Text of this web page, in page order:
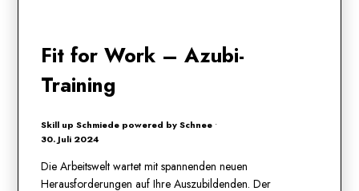
Fit for Work – Azubi-
Training
Skill up Schmiede powered by Schnee •
30. Juli 2024
Die Arbeitswelt wartet mit spannenden neuen
Herausforderungen auf Ihre Auszubildenden. Der